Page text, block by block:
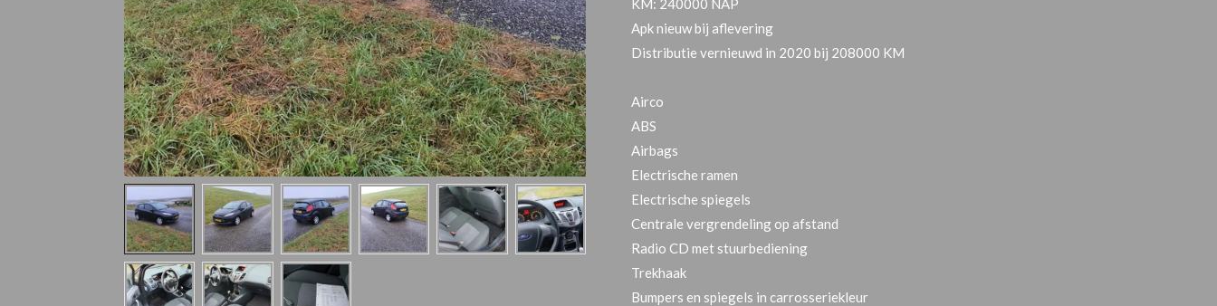
KM: 240000 NAP
Apk nieuw bij aflevering
Distributie vernieuwd in 2020 bij 208000 KM
Airco
ABS
Airbags
Electrische ramen
Electrische spiegels
Centrale vergrendeling op afstand
Radio CD met stuurbediening
Trekhaak
Bumpers en spiegels in carrosseriekleur